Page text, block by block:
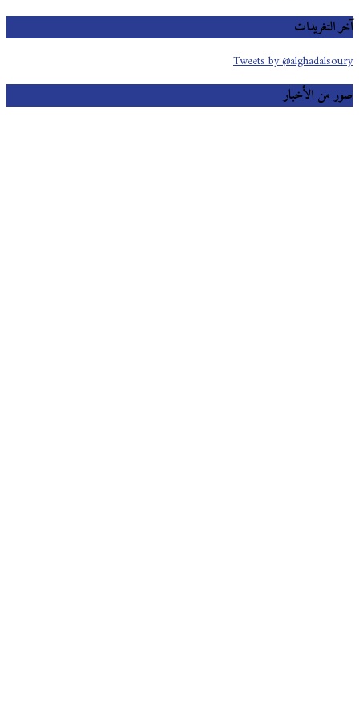
التغريدات
Tweets by
من الأخبار